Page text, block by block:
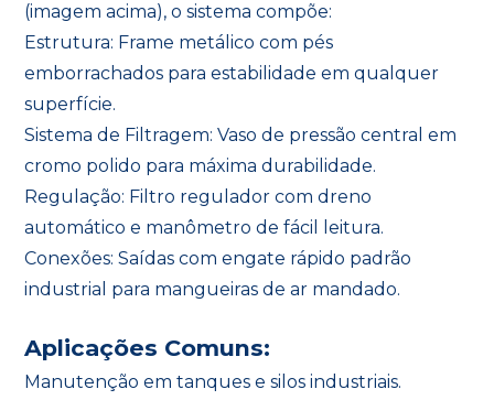
(imagem acima), o sistema compõe:
Estrutura: Frame metálico com pés
emborrachados para estabilidade em qualquer
superfície.
Sistema de Filtragem: Vaso de pressão central em
cromo polido para máxima durabilidade.
Regulação: Filtro regulador com dreno
automático e manômetro de fácil leitura.
Conexões: Saídas com engate rápido padrão
industrial para mangueiras de ar mandado.
Aplicações Comuns:
Manutenção em tanques e silos industriais.